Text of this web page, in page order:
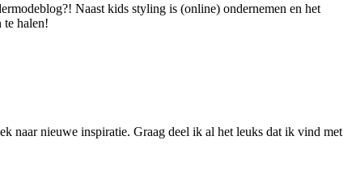
Naast kids styling is (online) ondernemen en het
te halen!
naar nieuwe inspiratie. Graag deel ik al het leuks dat ik vind met